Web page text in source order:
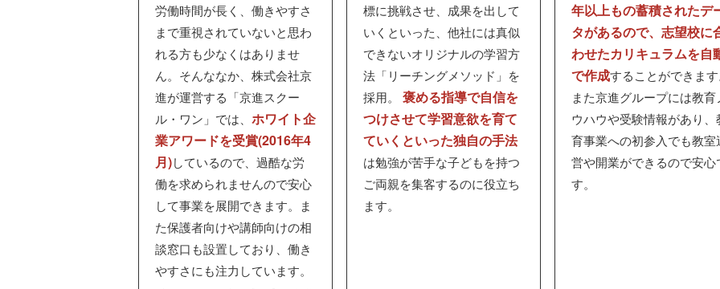
労働時間が長く、働きやすさ
まで重視されていないと思わ
れる方も少なくはありませ
ん。そんななか、株式会社京
進が運営する「京進スクー
ル・ワン」では、 ホワイト企
業アワードを受賞(2016年4
月)しているので、過酷な労
働を求められませんので安心
して事業を展開できます。ま
た保護者向けや講師向けの相
談窓口も設置しており、働き
やすさにも注力しています。
標に挑戦させ、成果を出して
いくといった、他社には真似
できないオリジナルの学習方
法「リーチングメソッド」を
採用。
褒める指導で自信を
つけさせて学習意欲を育て
ていくといった独自の手法
は勉強が苦手な子どもを持つ
ご両親を集客するのに役立ち
ます。
年以上もの蓄積されたデ
タがあるので、志望校に
わせたカリキュラムを自
で作成することができま
また京進グループには教育
ウハウや受験情報があり、
育事業への初参入でも教室
営や開業ができるので安心
す。